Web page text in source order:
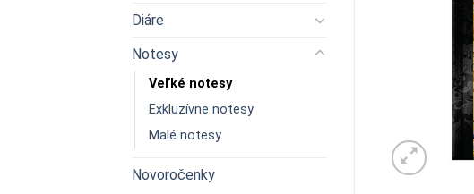
Diáre
Notesy
Veľké notesy
Exkluzívne notesy
Malé notesy
Novoročenky